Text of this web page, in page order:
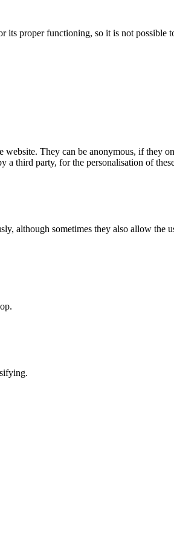
proper functioning, so it is not
website. They can be anonymous, if
third party, for the personalisation of
although sometimes they also allow